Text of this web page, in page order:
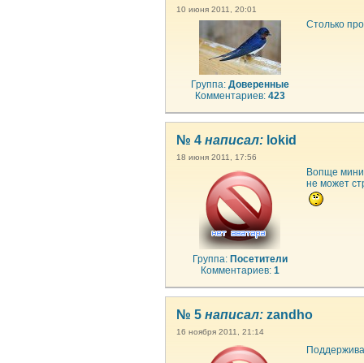
10 июня 2011, 20:01
Группа: Доверенные
Комментариев: 423
Столько
№ 4 написал: lokid
18 июня 2011, 17:56
Группа: Посетители
Комментариев: 1
Вопще
не может
№ 5 написал: zandho
16 ноября 2011, 21:14